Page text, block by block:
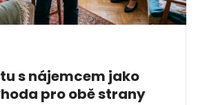
s nájemcem jako
pro obě strany